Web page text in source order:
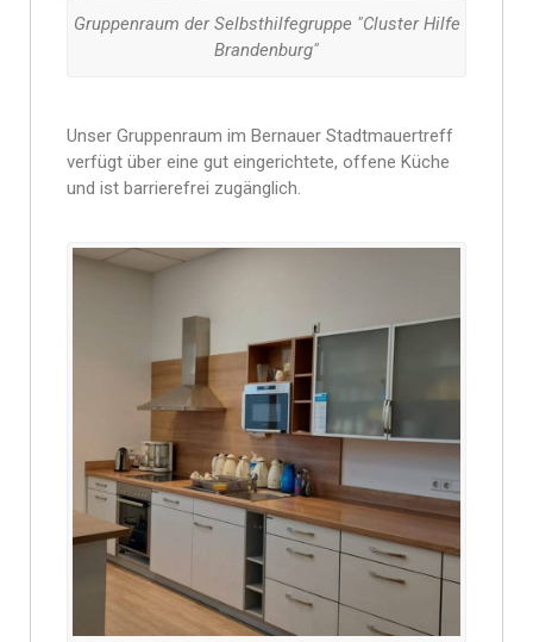
Gruppenraum der Selbsthilfegruppe "Cluster Hilfe
Brandenburg"
Unser Gruppenraum im Bernauer Stadtmauertreff
verfügt über eine gut eingerichtete, offene Küche
und ist barrierefrei zugänglich.